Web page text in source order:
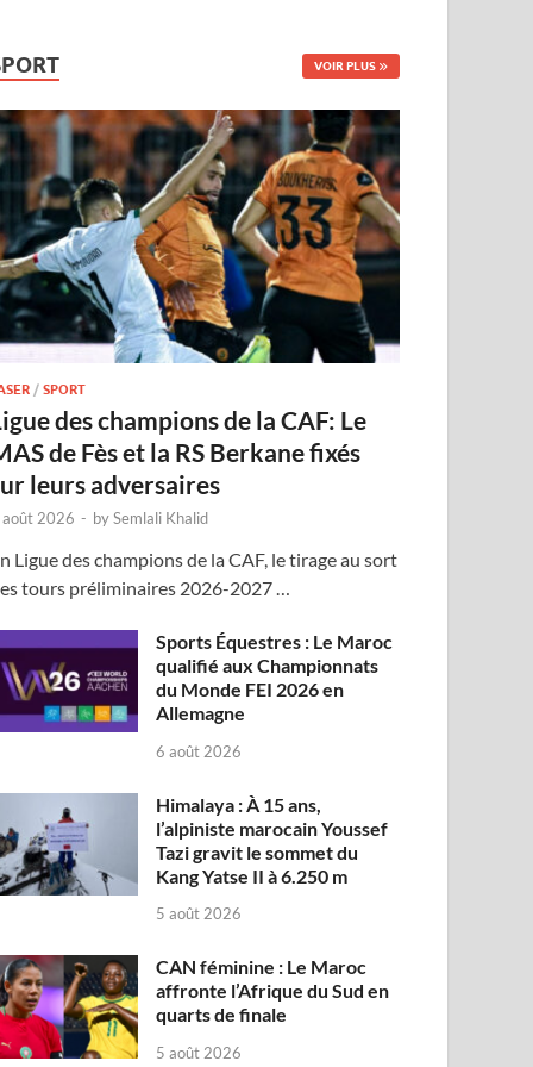
VOIR PLUS
/SPORT
des champions de la CAF: Le
de Fès et la RS Berkane fixés
leurs adversaires
2026 - bySemlali Khalid
Ligue des champions de la CAF, le tirage au sort
tours préliminaires 2026-2027 …
Sports Équestres : Le Maroc
qualifié aux Championnats
du Monde FEI 2026 en
Allemagne
6 août 2026
Himalaya : À 15 ans,
l’alpiniste marocain Youssef
Tazi gravit le sommet du
Kang Yatse II à 6.250 m
5 août 2026
CAN féminine : Le Maroc
affronte l’Afrique du Sud en
quarts de finale
5 août 2026